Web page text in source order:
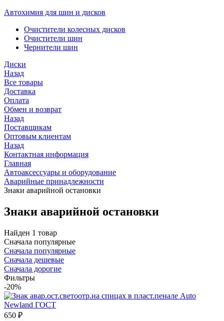
Автохимия для шин и дисков
Очистители колесных дисков
Очистители шин
Чернители шин
Диски
Назад
Все товары
Доставка
Оплата
Обмен и возврат
Назад
Поставщикам
Оптовым клиентам
Назад
Контактная информация
Главная
Автоаксессуары и оборудование
Аварийные принадлежности
Знаки аварийной остановки
Знаки аварийной остановки
Найден 1 товар
Сначала популярные
Сначала популярные
Сначала дешевые
Сначала дорогие
Фильтры
-20%
650 ₽